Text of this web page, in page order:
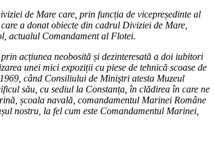
de Mare care, prin funcția de vicepreședinte al
a donat obiecte din cadrul Diviziei de Mare,
actualul Comandament al Flotei.
acțiunea neobosită și dezinteresată a doi iubitori
unei mici expoziții cu piese de tehnică scoase de
când Consiliului de Miniştri atesta Muzeul
său, cu sediul la Constanța, în clădirea în care ne
școala navală, comandamentul Marinei Române
nostru, la fel cum este Comandamentul Marinei,